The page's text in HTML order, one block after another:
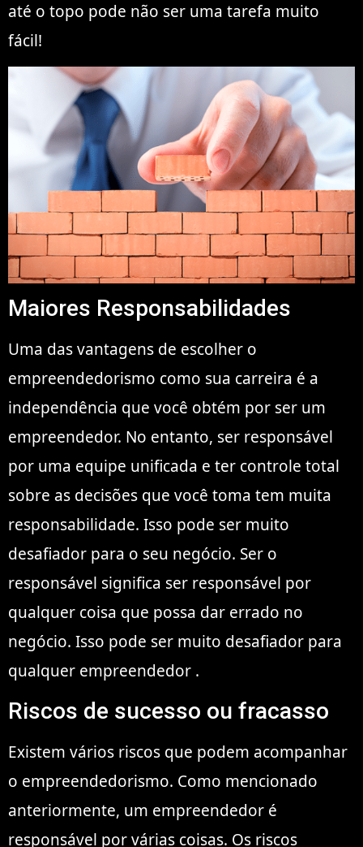
até o topo pode não ser uma tarefa muito
fácil!
Maiores Responsabilidades
Uma das vantagens de escolher o
empreendedorismo como sua carreira é a
independência que você obtém por ser um
empreendedor. No entanto, ser responsável
por uma equipe unificada e ter controle total
sobre as decisões que você toma tem muita
responsabilidade. Isso pode ser muito
desafiador para o seu negócio. Ser o
responsável significa ser responsável por
qualquer coisa que possa dar errado no
negócio. Isso pode ser muito desafiador para
qualquer empreendedor .
Riscos de sucesso ou fracasso
Existem vários riscos que podem acompanhar
o empreendedorismo. Como mencionado
anteriormente, um empreendedor é
responsável por várias coisas. Os riscos